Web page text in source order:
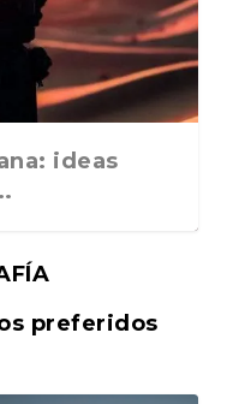
ideas
preferidos